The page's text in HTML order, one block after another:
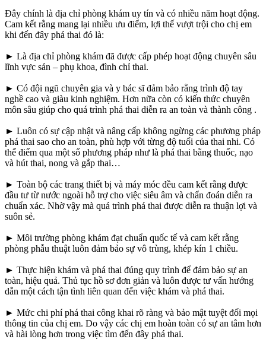
Đây chính là địa chỉ phòng khám uy tín và có nhiều năm hoạt động.
Cam kết rằng mang lại nhiều ưu điểm, lợi thế vượt trội cho chị em
khi đến đây phá thai đó là:
► Là địa chỉ phòng khám đã được cấp phép hoạt động chuyên sâu
lĩnh vực sản – phụ khoa, đình chỉ thai.
► Có đội ngũ chuyên gia và y bác sĩ đảm bảo rằng trình độ tay
nghề cao và giàu kinh nghiệm. Hơn nữa còn có kiến thức chuyên
môn sâu giúp cho quá trình phá thai diễn ra an toàn và thành công .
► Luôn có sự cập nhật và nâng cấp không ngừng các phương pháp
phá thai sao cho an toàn, phù hợp với từng độ tuổi của thai nhi. Có
thể điểm qua một số phương pháp như là phá thai bằng thuốc, nạo
và hút thai, nong và gắp thai…
► Toàn bộ các trang thiết bị và máy móc đều cam kết rằng được
đầu tư từ nước ngoài hỗ trợ cho việc siêu âm và chẩn đoán diễn ra
chuẩn xác. Nhờ vậy mà quá trình phá thai được diễn ra thuận lợi và
suôn sẻ.
► Môi trường phòng khám đạt chuẩn quốc tế và cam kết rằng
phòng phẫu thuật luôn đảm bảo sự vô trùng, khép kín 1 chiều.
► Thực hiện khám và phá thai đúng quy trình để đảm bảo sự an
toàn, hiệu quả. Thủ tục hồ sơ đơn giản và luôn được tư vấn hướng
dẫn một cách tận tình liên quan đến việc khám và phá thai.
► Mức chi phí phá thai công khai rõ ràng và bảo mật tuyệt đối mọi
thông tin của chị em. Do vậy các chị em hoàn toàn có sự an tâm hơn
và hài lòng hơn trong việc tìm đến đây phá thai.